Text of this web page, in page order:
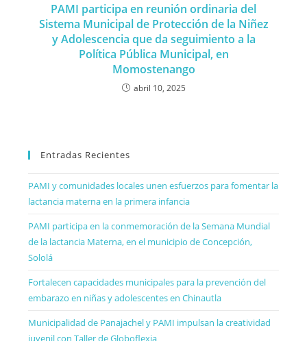
PAMI participa en reunión ordinaria del
Sistema Municipal de Protección de la Niñez
y Adolescencia que da seguimiento a la
Política Pública Municipal, en
Momostenango
abril 10, 2025
Entradas Recientes
PAMI y comunidades locales unen esfuerzos para fomentar la
lactancia materna en la primera infancia
PAMI participa en la conmemoración de la Semana Mundial
de la lactancia Materna, en el municipio de Concepción,
Sololá
Fortalecen capacidades municipales para la prevención del
embarazo en niñas y adolescentes en Chinautla
Municipalidad de Panajachel y PAMI impulsan la creatividad
juvenil con Taller de Globoflexia